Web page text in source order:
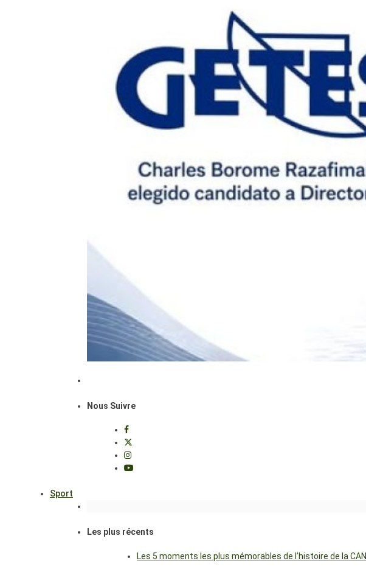
Nous Suivre
Sport
Les plus récents
Les 5 moments les plus mémorables de l’histoire de la CAN